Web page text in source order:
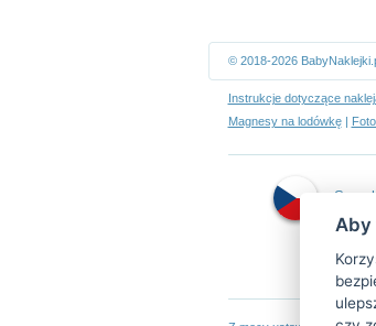
© 2018-2026
Instrukcje dotyczące
Magnesy na lodówkę|
Aby